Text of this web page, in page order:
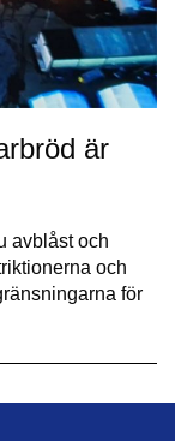
är
avblåst och
och
för